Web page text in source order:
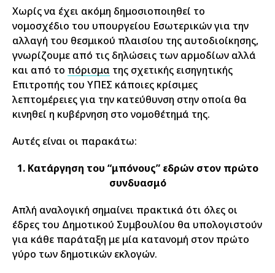
Χωρίς να έχει ακόμη δημοσιοποιηθεί το
νομοσχέδιο του υπουργείου Εσωτερικών για την
αλλαγή του θεσμικού πλαισίου της αυτοδιοίκησης,
γνωρίζουμε από τις δηλώσεις των αρμοδίων αλλά
και από το πόρισμα της σχετικής εισηγητικής
Επιτροπής του ΥΠΕΣ κάποιες κρίσιμες
λεπτομέρειες για την κατεύθυνση στην οποία θα
κινηθεί η κυβέρνηση στο νομοθέτημά της.
Αυτές είναι οι παρακάτω:
1. Κατάργηση του “μπόνους” εδρών στον πρώτο
συνδυασμό
Απλή αναλογική σημαίνει πρακτικά ότι όλες οι
έδρες του Δημοτικού Συμβουλίου θα υπολογιστούν
για κάθε παράταξη με μία κατανομή στον πρώτο
γύρο των δημοτικών εκλογών.